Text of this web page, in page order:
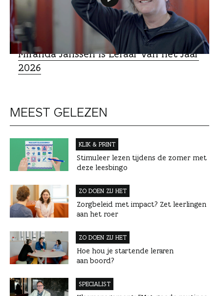
Miranda Janssen is Leraar van het Jaar
2026
MEEST GELEZEN
KLIK & PRINT
Stimuleer lezen tijdens de zomer met
deze leesbingo
ZO DOEN ZIJ HET
Zorgbeleid met impact? Zet leerlingen
aan het roer
ZO DOEN ZIJ HET
Hoe hou je startende leraren
aan boord?
SPECIALIST